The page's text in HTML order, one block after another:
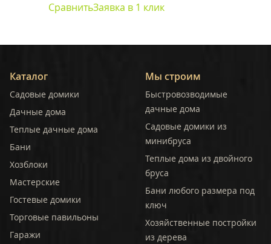
СравнитьЗаявка в 1 клик
Каталог
Садовые домики
Дачные дома
Теплые дачные дома
Бани
Хозблоки
Мастерские
Гостевые домики
Торговые павильоны
Гаражи
Мы строим
Быстровозводимые
дачные дома
Садовые домики из
минибруса
Теплые дома из двойного
бруса
Бани любого размера под
ключ
Хозяйственные постройки
из дерева